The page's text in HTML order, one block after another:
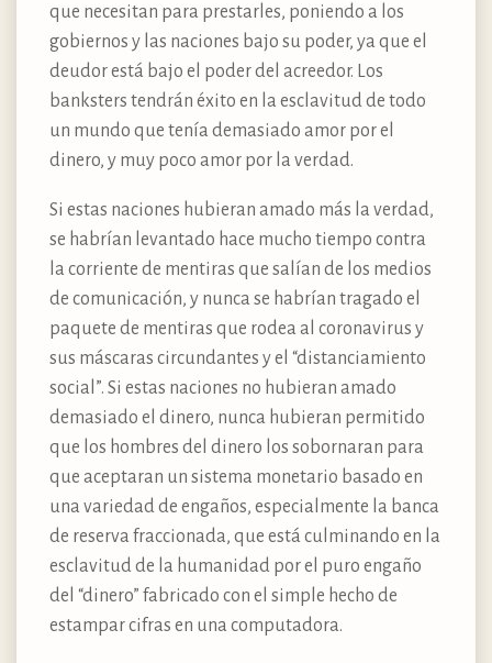
que necesitan para prestarles, poniendo a los
gobiernos y las naciones bajo su poder, ya que el
deudor está bajo el poder del acreedor. Los
banksters tendrán éxito en la esclavitud de todo
un mundo que tenía demasiado amor por el
dinero, y muy poco amor por la verdad.
Si estas naciones hubieran amado más la verdad,
se habrían levantado hace mucho tiempo contra
la corriente de mentiras que salían de los medios
de comunicación, y nunca se habrían tragado el
paquete de mentiras que rodea al coronavirus y
sus máscaras circundantes y el “distanciamiento
social”. Si estas naciones no hubieran amado
demasiado el dinero, nunca hubieran permitido
que los hombres del dinero los sobornaran para
que aceptaran un sistema monetario basado en
una variedad de engaños, especialmente la banca
de reserva fraccionada, que está culminando en la
esclavitud de la humanidad por el puro engaño
del “dinero” fabricado con el simple hecho de
estampar cifras en una computadora.